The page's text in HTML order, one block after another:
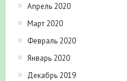
Апрель 2020
Март 2020
Февраль 2020
Январь 2020
Декабрь 2019